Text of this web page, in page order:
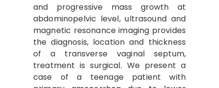
and progressive mass growth at
abdominopelvic level, ultrasound and
magnetic resonance imaging provides
the diagnosis, location and thickness
of a transverse vaginal septum,
treatment is surgical. We present a
case of a teenage patient with